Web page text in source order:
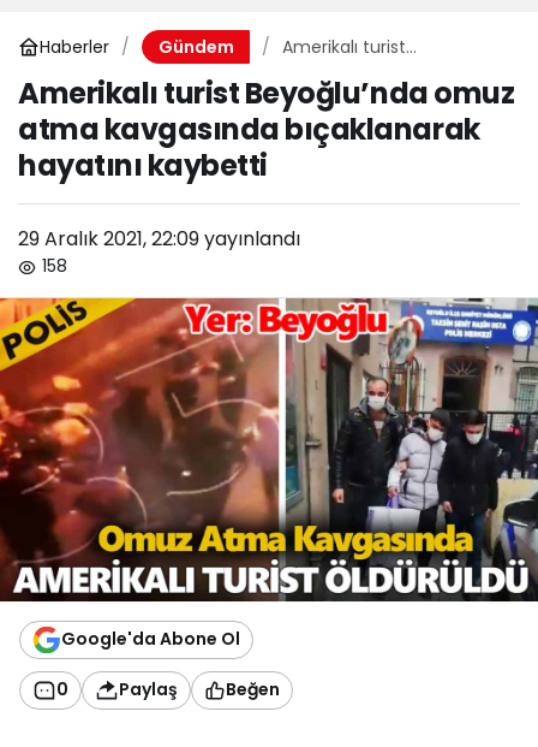
Haberler Gündem
Amerikalı turist
kavgasında bıçaklanarak
hayatını kaybetti
Amerikalı turist Beyoğlu’nda omuz
atma kavgasında bıçaklanarak
hayatını kaybetti
29 Aralık 2021, 22:09yayınlandı
158
Google'da Abone Ol
0 Paylaş Beğen